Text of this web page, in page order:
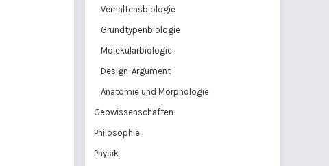
Verhaltensbiologie
Grundtypenbiologie
Molekularbiologie
Design-Argument
Anatomie und Morphologie
Geowissenschaften
Philosophie
Physik